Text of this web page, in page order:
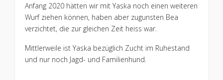
Anfang 2020 hätten wir mit Yaska noch einen weiteren
Wurf ziehen können, haben aber zugunsten Bea
verzichtet, die zur gleichen Zeit heiss war.
Mittlerweile ist Yaska bezüglich Zucht im Ruhestand
und nur noch Jagd- und Familienhund.